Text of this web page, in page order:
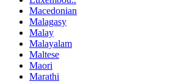
Macedonian
Malagasy
Malay
Malayalam
Maltese
Maori
Marathi